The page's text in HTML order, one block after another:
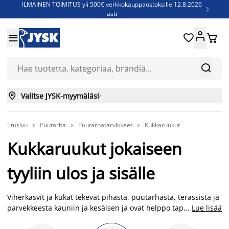
ILMAINEN TOIMITUS yli 500€ verkkokauppaostoksille 12.8.2026
asti

Jenkkisänkyjä - Säästä jopa 60%


 
 Valitse JYSK-myymäläsi
Etusivu  Puutarha  Puutarhatarvikkeet  Kukkaruukut
Kukkaruukut jokaiseen
tyyliin ulos ja sisälle
Viherkasvit ja kukat tekevät pihasta, puutarhasta, terassista ja
parvekkeesta kauniin ja kesäisen ja ovat helppo tapa luoda
... Lue lisää